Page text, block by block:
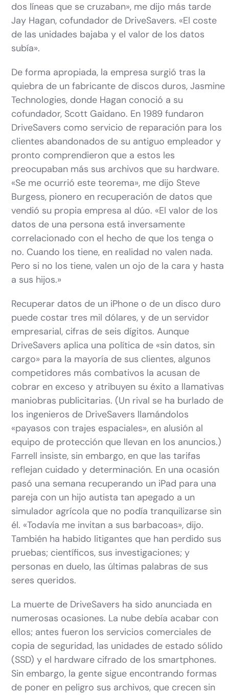
dos líneas que se cruzaban», me dijo más tarde
Jay Hagan, cofundador de DriveSavers. «El coste
de las unidades bajaba y el valor de los datos
subía».
De forma apropiada, la empresa surgió tras la
quiebra de un fabricante de discos duros, Jasmine
Technologies, donde Hagan conoció a su
cofundador, Scott Gaidano. En 1989 fundaron
DriveSavers como servicio de reparación para los
clientes abandonados de su antiguo empleador y
pronto comprendieron que a estos les
preocupaban más sus archivos que su hardware.
«Se me ocurrió este teorema», me dijo Steve
Burgess, pionero en recuperación de datos que
vendió su propia empresa al dúo. «El valor de los
datos de una persona está inversamente
correlacionado con el hecho de que los tenga o
no. Cuando los tiene, en realidad no valen nada.
Pero si no los tiene, valen un ojo de la cara y hasta
a sus hijos.»
Recuperar datos de un iPhone o de un disco duro
puede costar tres mil dólares, y de un servidor
empresarial, cifras de seis dígitos. Aunque
DriveSavers aplica una política de «sin datos, sin
cargo» para la mayoría de sus clientes, algunos
competidores más combativos la acusan de
cobrar en exceso y atribuyen su éxito a llamativas
maniobras publicitarias. (Un rival se ha burlado de
los ingenieros de DriveSavers llamándolos
«payasos con trajes espaciales», en alusión al
equipo de protección que llevan en los anuncios.)
Farrell insiste, sin embargo, en que las tarifas
reflejan cuidado y determinación. En una ocasión
pasó una semana recuperando un iPad para una
pareja con un hijo autista tan apegado a un
simulador agrícola que no podía tranquilizarse sin
él. «Todavía me invitan a sus barbacoas», dijo.
También ha habido litigantes que han perdido sus
pruebas; científicos, sus investigaciones; y
personas en duelo, las últimas palabras de sus
seres queridos.
La muerte de DriveSavers ha sido anunciada en
numerosas ocasiones. La nube debía acabar con
ellos; antes fueron los servicios comerciales de
copia de seguridad, las unidades de estado sólido
(SSD) y el hardware cifrado de los smartphones.
Sin embargo, la gente sigue encontrando formas
de poner en peligro sus archivos, que crecen sin